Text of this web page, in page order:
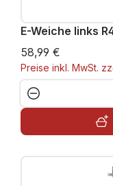
E-Weiche links
58,99 €
Preise inkl. MwSt.
Produkt